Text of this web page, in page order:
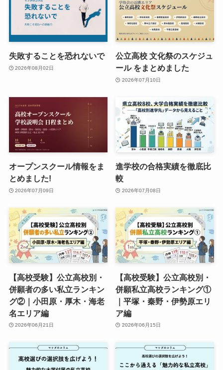
失敗することを恐れないで
2026年08月02日
公立高校 文化祭のスケジュ
ール をまとめました
2026年07月10日
オープンスクール情報をま
とめました!
2026年07月09日
進学校の合格実績を徹底比
較
2026年07月08日
【高校受験】公立高校別・
併願者の多い私立ランキン
グ②｜小田原・厚木・海老
名エリア編
2026年06月21日
【高校受験】公立高校別・
併願私立高校ランキング①
｜平塚・秦野・伊勢原エリ
ア編
2026年06月15日